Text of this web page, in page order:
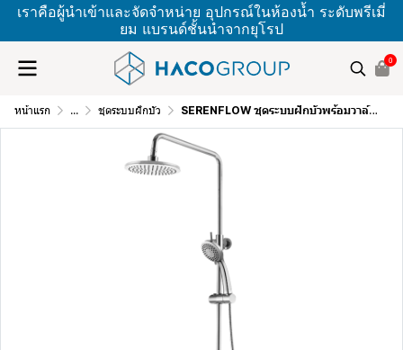
เราคือผู้นำเข้าและจัดจำหน่าย อุปกรณ์ในห้องน้ำ ระดับพรีเมี่
ยม แบรนด์ชั้นนำจากยุโรป
0
หน้าแรก ... ชุดระบบฝักบัว SERENFLOW ชุดระบบฝักบัวพร้อมวาล์วผสม KX33F25C